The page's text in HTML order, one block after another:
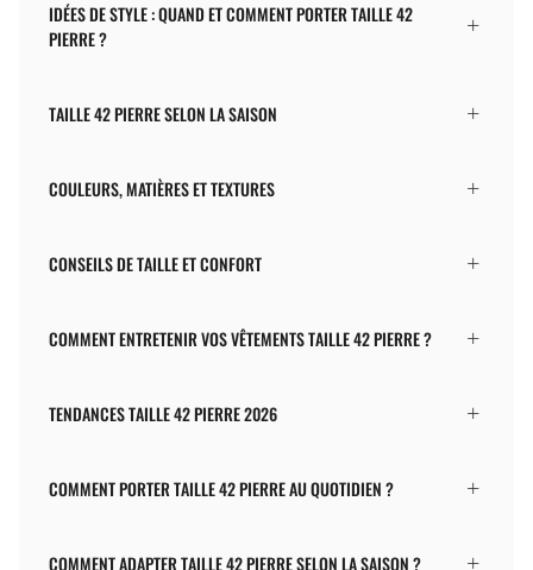
IDÉES DE STYLE : QUAND ET COMMENT PORTER TAILLE 42
PIERRE ?
TAILLE 42 PIERRE SELON LA SAISON
COULEURS, MATIÈRES ET TEXTURES
CONSEILS DE TAILLE ET CONFORT
COMMENT ENTRETENIR VOS VÊTEMENTS TAILLE 42 PIERRE ?
TENDANCES TAILLE 42 PIERRE 2026
COMMENT PORTER TAILLE 42 PIERRE AU QUOTIDIEN ?
COMMENT ADAPTER TAILLE 42 PIERRE SELON LA SAISON ?